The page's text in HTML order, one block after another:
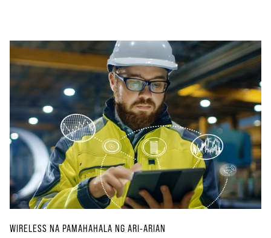
WIRELESS NA PAMAHAHALA NG ARI-ARIAN